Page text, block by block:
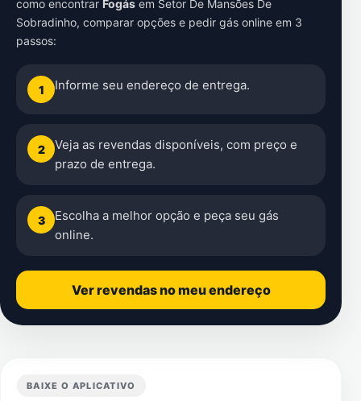
como encontrar Fogás em Setor De Mansões De
Sobradinho, comparar opções e pedir gás online em 3
passos:
1 Informe seu endereço de entrega.
2
Veja as revendas disponíveis, com preço e
prazo de entrega.
3
Escolha a melhor opção e peça seu gás
online.
Ver revendas no meu endereço
BAIXE O APLICATIVO